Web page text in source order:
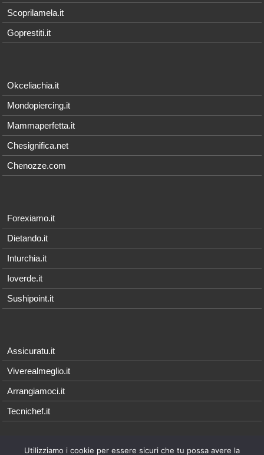
Scoprilamela.it
Goprestiti.it
Okceliachia.it
Mondopiercing.it
Mammaperfetta.it
Chesignifica.net
Chenozze.com
Forexiamo.it
Dietando.it
Inturchia.it
Ioverde.it
Sushipoint.it
Assicuratu.it
Viverealmeglio.it
Arrangiamoci.it
Tecnichef.it
Utilizziamo i cookie per essere sicuri che tu possa avere la